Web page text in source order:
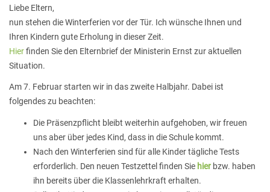
Liebe Eltern,
nun stehen die Winterferien vor der Tür. Ich wünsche Ihnen und
Ihren Kindern gute Erholung in dieser Zeit.
Hierfinden Sie den Elternbrief der Ministerin Ernst zur aktuellen
Situation.
Am 7. Februar starten wir in das zweite Halbjahr. Dabei ist
folgendes zu beachten:
Die Präsenzpflicht bleibt weiterhin aufgehoben, wir freuen
uns aber über jedes Kind, dass in die Schule kommt.
Nach den Winterferien sind für alle Kinder tägliche Tests
erforderlich. Den neuen Testzettel finden Sie hier bzw. haben
ihn bereits über die Klassenlehrkraft erhalten.